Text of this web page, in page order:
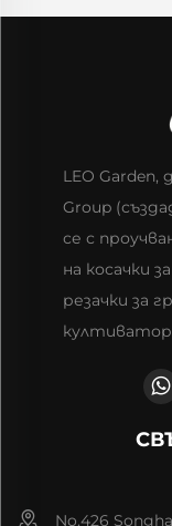
LEO
Group
се с
на косачки
резачки за
No.426